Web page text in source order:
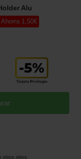
Alu
Ahorra 1 ,50€
otros sitios